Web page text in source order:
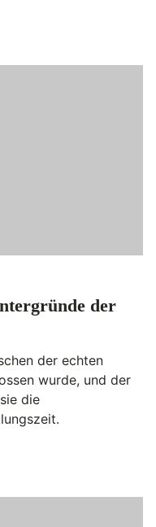
der
der echten
wurde, und der
die